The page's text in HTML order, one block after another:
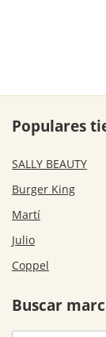
Populares
SALLY BEAUTY
Burger King
Martí
Julio
Coppel
Buscar